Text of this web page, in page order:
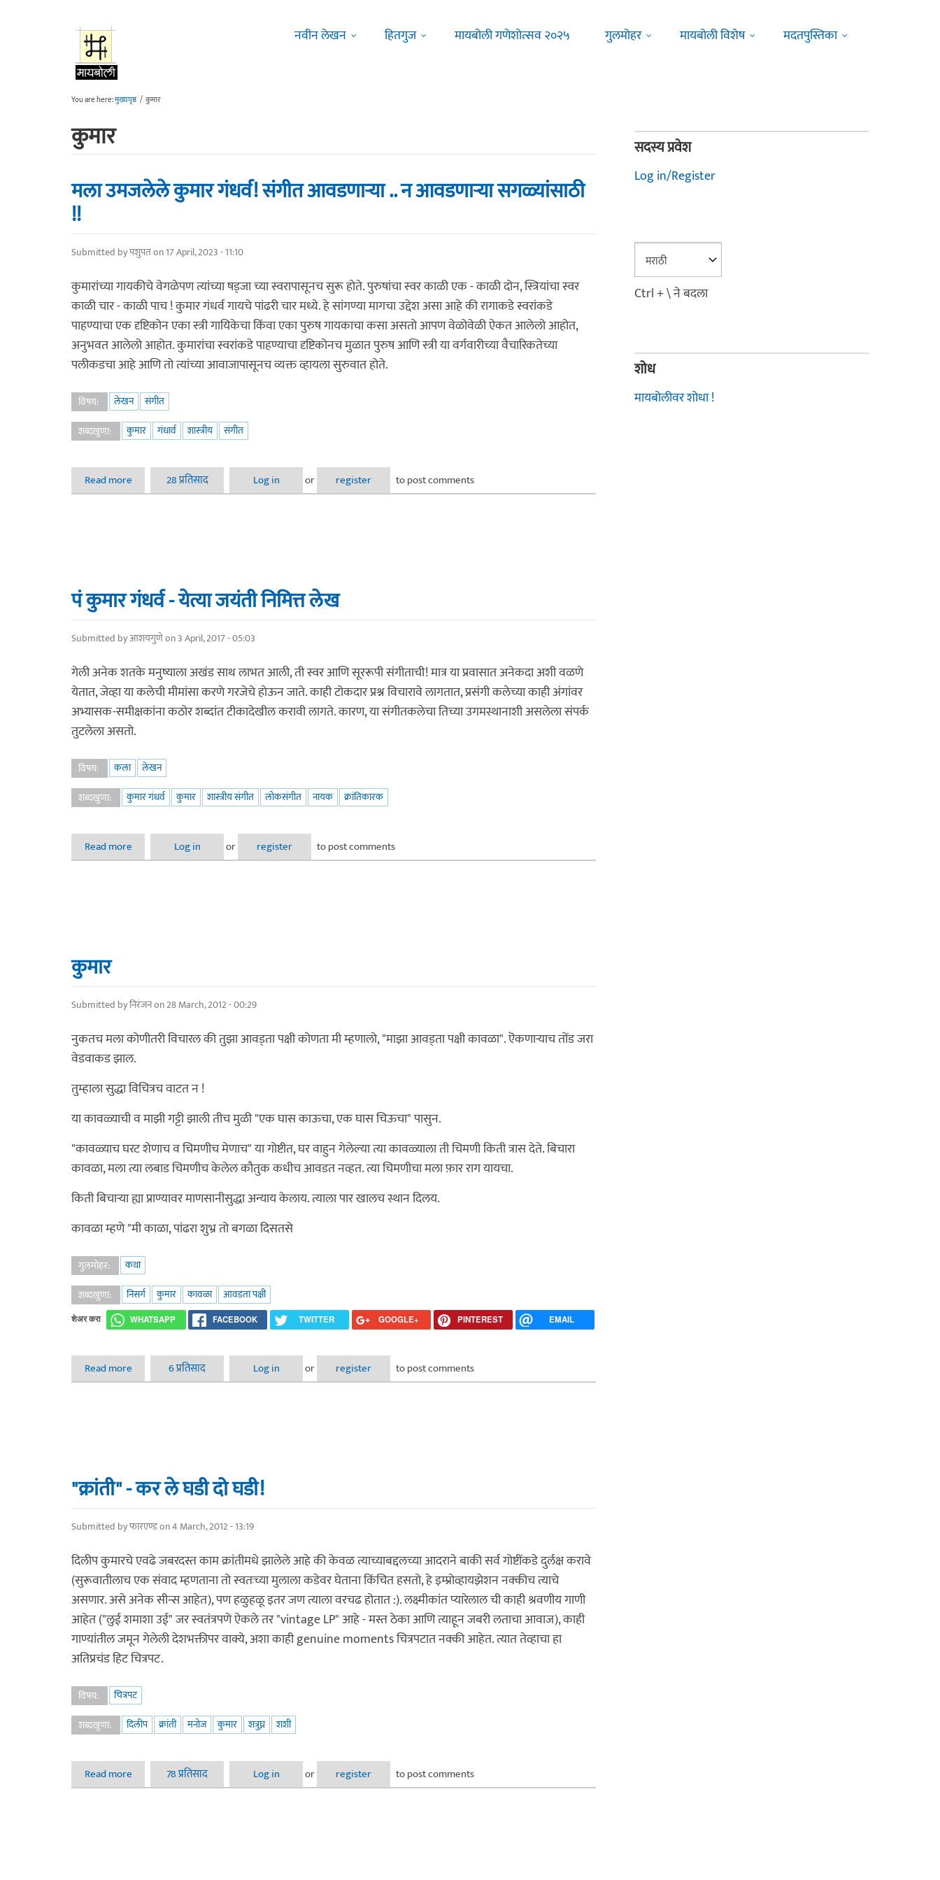
नवीन लेखन
हितगुज मायबोली गणेशोत्सव २०२५ गुलमोहर मायबोली विशेष मदतपुस्तिका
You are here:मुख्यपृष्ठ / कुमार
कुमार
मला उमजलेले कुमार गंधर्व! संगीत आवडणाऱ्या .. न आवडणाऱ्या सगळ्यांसाठी
!!
Submitted byपशुपतon 17 April, 2023 - 11:10
कुमारांच्या गायकीचे वेगळेपण त्यांच्या षड्जा च्या स्वरापासूनच सुरू होते. पुरुषांचा स्वर काळी एक - काळी दोन, स्त्रियांचा स्वर
काळी चार - काळी पाच ! कुमार गंधर्व गायचे पांढरी चार मध्ये. हे सांगण्या मागचा उद्देश असा आहे की रागाकडे स्वरांकडे
पाहण्याचा एक दृष्टिकोन एका स्त्री गायिकेचा किंवा एका पुरुष गायकाचा कसा असतो आपण वेळोवेळी ऐकत आलेलो आहोत,
अनुभवत आलेलो आहोत. कुमारांचा स्वरांकडे पाहण्याचा दृष्टिकोनच मुळात पुरुष आणि स्त्री या वर्गवारीच्या वैचारिकतेच्या
पलीकडचा आहे आणि तो त्यांच्या आवाजापासूनच व्यक्त व्हायला सुरुवात होते.
विषय: लेखन
संगीत
शब्दखुणा:
कुमार गंधार्व शास्त्रीय संगीत
Read more about मला उमजलेले कुमार गंधर्व! संगीत आवडणाऱ्या .. न आवडणाऱ्या सगळ्यांसाठी !!
28 प्रतिसाद Log in or register to post comments
पं कुमार गंधर्व - येत्या जयंती निमित्त लेख
Submitted byआशयगुणेon 3 April, 2017 - 05:03
गेली अनेक शतके मनुष्याला अखंड साथ लाभत आली, ती स्वर आणि सूररूपी संगीताची! मात्र या प्रवासात अनेकदा अशी वळणे
येतात, जेव्हा या कलेची मीमांसा करणे गरजेचे होऊन जाते. काही टोकदार प्रश्न विचारावे लागतात, प्रसंगी कलेच्या काही अंगांवर
अभ्यासक-समीक्षकांना कठोर शब्दांत टीकादेखील करावी लागते. कारण, या संगीतकलेचा तिच्या उगमस्थानाशी असलेला संपर्क
तुटलेला असतो.
विषय: कला
लेखन
शब्दखुणा:
कुमार गंधर्व कुमार शास्त्रीय संगीत लोकसंगीत नायक क्रांतिकारक
Read more about पं कुमार गंधर्व - येत्या जयंती निमित्त लेख
Log in or register to post comments
कुमार
Submitted byनिरंजनon 28 March, 2012 - 00:29
नुकतच मला कोणीतरी विचारल की तुझा आवड्ता पक्षी कोणता मी म्हणालो, "माझा आवड्ता पक्षी कावळा". ऎकणार्‍याच तोंड जरा
वेडवाकड झाल.
तुम्हाला सुद्धा विचित्रच वाटत न !
या कावळ्याची व माझी गट्टी झाली तीच मुळी "एक घास काऊचा, एक घास चिऊचा" पासुन.
"कावळ्याच घरट शेणाच व चिमणीच मेणाच" या गोष्टीत, घर वाहुन गेलेल्या त्या कावळ्याला ती चिमणी किती त्रास देते. बिचारा
कावळा, मला त्या लबाड चिमणीच केलेल कौतुक कधीच आवडत नव्हत. त्या चिमणीचा मला फ़ार राग यायचा.
किती बिचार्‍या ह्या प्राण्यावर माणसानीसुद्धा अन्याय केलाय. त्याला पार खालच स्थान दिलय.
कावळा म्हणे "मी काळा, पांढरा शुभ्र तो बगळा दिसतसे
गुलमोहर:
कथा
शब्दखुणा:
निसर्ग कुमार कावळा आवडता पक्षी
शेअर करा WHATSAPP FACEBOOK TWITTER GOOGLE+ PINTEREST EMAIL
Read more about कुमार6 प्रतिसाद Log in or register to post comments
"क्रांती" - कर ले घडी दो घडी!
Submitted byफारएण्डon 4 March, 2012 - 13:19
दिलीप कुमारचे एवढे जबरदस्त काम क्रांतीमधे झालेले आहे की केवळ त्याच्याबद्दलच्या आदराने बाकी सर्व गोष्टींकडे दुर्लक्ष करावे
(सुरूवातीलाच एक संवाद म्हणताना तो स्वतःच्या मुलाला कडेवर घेताना किंचित हसतो, हे इम्प्रोव्हायझेशन नक्कीच त्याचे
असणार. असे अनेक सीन्स आहेत), पण हळुहळू इतर जण त्याला वरचढ होतात :). लक्ष्मीकांत प्यारेलाल ची काही श्रवणीय गाणी
आहेत ("लुई शमाशा उई" जर स्वतंत्रपणे ऐकले तर "vintage LP" आहे - मस्त ठेका आणि त्याहून जबरी लताचा आवाज), काही
गाण्यांतील जमून गेलेली देशभक्तीपर वाक्ये, अशा काही genuine moments चित्रपटात नक्की आहेत. त्यात तेव्हाचा हा
अतिप्रचंड हिट चित्रपट.
विषय:
चित्रपट
शब्दखुणा:
दिलीप क्रांती मनोज कुमार शत्रुघ्न शशी
Read more about "क्रांती" - कर ले घडी दो घडी!
78 प्रतिसाद Log in or register to post comments
सदस्य प्रवेश
Log in/Register
Ctrl + \ ने बदला
शोध
मायबोलीवर शोधा !